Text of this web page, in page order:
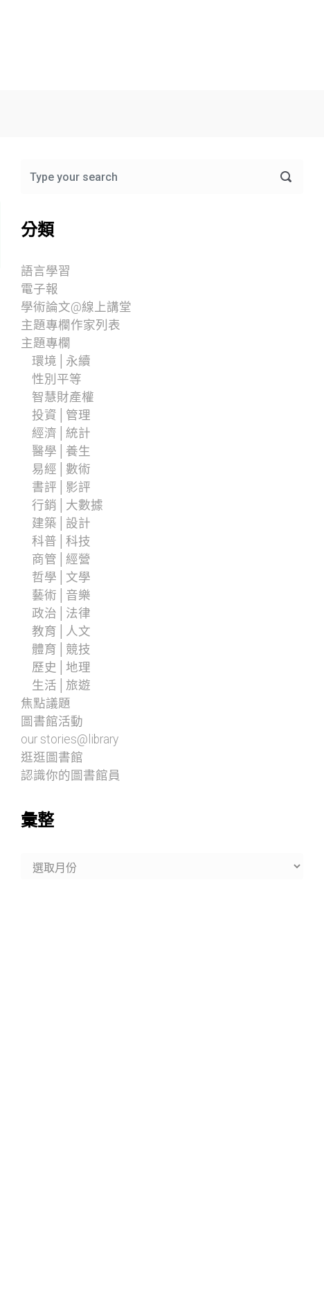
分類
語言學習
電子報
學術論文@線上講堂
主題專欄作家列表
主題專欄
環境│永續
性別平等
智慧財產權
投資│管理
經濟│統計
醫學│養生
易經│數術
書評│影評
行銷│大數據
建築│設計
科普│科技
商管│經營
哲學│文學
藝術│音樂
政治│法律
教育│人文
體育│競技
歷史│地理
生活│旅遊
焦點議題
圖書館活動
our stories@library
逛逛圖書館
認識你的圖書館員
彙整